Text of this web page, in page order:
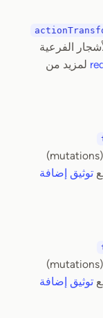
الفرعية
لمزيد من
لإزالة الطفرات (mutations)
توثيق إضافة
لإزالة الطفرات (mutations)
توثيق إضافة